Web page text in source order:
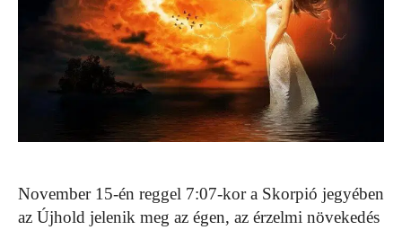
November 15-én reggel 7:07-kor a Skorpió jegyében
az Újhold jelenik meg az égen, az érzelmi növekedés